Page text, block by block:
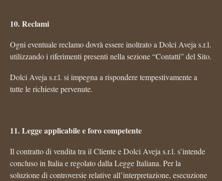
10. Reclami
Ogni eventuale reclamo dovrà essere inoltrato a Dolci Aveja s.r.l.
utilizzando i riferimenti presenti nella sezione “Contatti” del Sito.
Dolci Aveja s.r.l. si impegna a rispondere tempestivamente a
tutte le richieste pervenute.
11. Legge applicabile e foro competente
Il contratto di vendita tra il Cliente e Dolci Aveja s.r.l. s’intende
concluso in Italia e regolato dalla Legge Italiana. Per la
soluzione di controversie relative all’interpretazione, esecuzione